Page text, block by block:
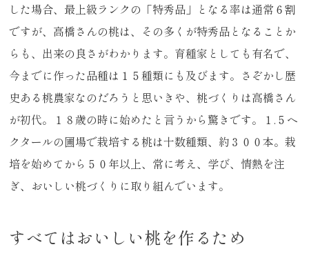
した場合、最上級ランクの「特秀品」となる率は通常６割
ですが、高橋さんの桃は、その多くが特秀品となることか
らも、出来の良さがわかります。育種家としても有名で、
今までに作った品種は１５種類にも及びます。さぞかし歴
史ある桃農家なのだろうと思いきや、桃づくりは高橋さん
が初代。１８歳の時に始めたと言うから驚きです。１.５ヘ
クタールの圃場で栽培する桃は十数種類、約３００本。栽
培を始めてから５０年以上、常に考え、学び、情熱を注
ぎ、おいしい桃づくりに取り組んでいます。
すべてはおいしい桃を作るため